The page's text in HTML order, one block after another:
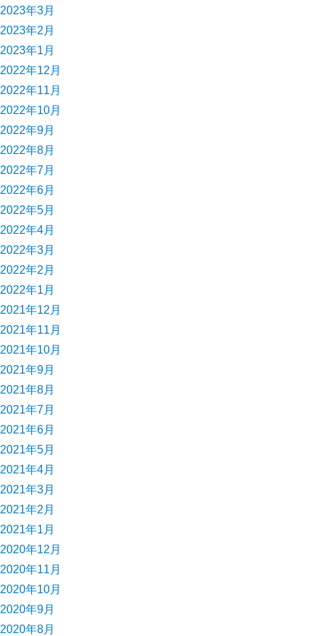
2023年3月
2023年2月
2023年1月
2022年12月
2022年11月
2022年10月
2022年9月
2022年8月
2022年7月
2022年6月
2022年5月
2022年4月
2022年3月
2022年2月
2022年1月
2021年12月
2021年11月
2021年10月
2021年9月
2021年8月
2021年7月
2021年6月
2021年5月
2021年4月
2021年3月
2021年2月
2021年1月
2020年12月
2020年11月
2020年10月
2020年9月
2020年8月